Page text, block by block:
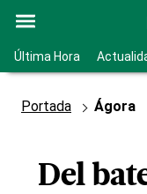
Última Hora
Portada Ágora
Del